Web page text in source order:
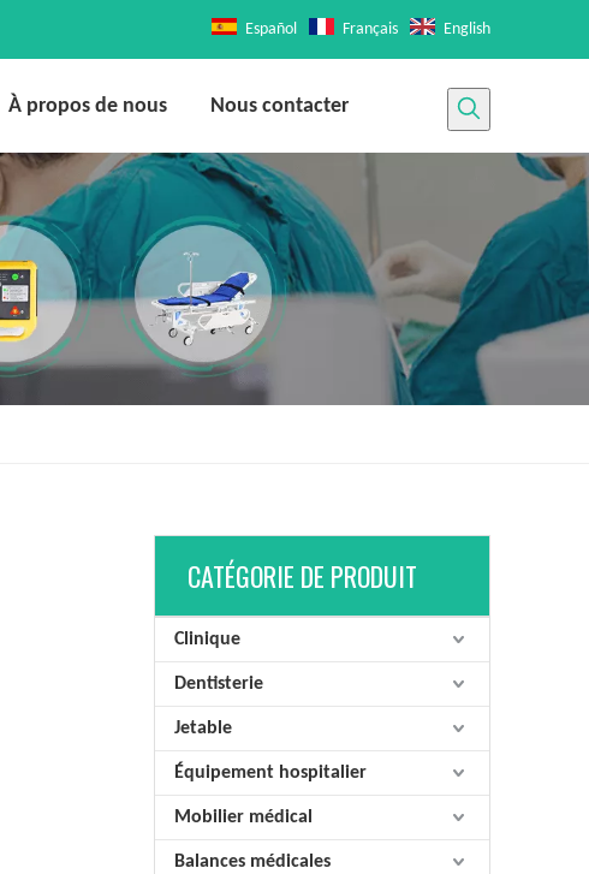
Español Français English
À propos de nous Nous contacter
CATÉGORIE DE PRODUIT
Clinique
Dentisterie
Jetable
Équipement hospitalier
Mobilier médical
Balances médicales